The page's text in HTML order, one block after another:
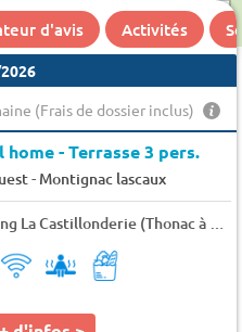
−
d'avis Activités
(Frais de dossier inclus)
home - Terrasse 3 pers.
- Montignac lascaux